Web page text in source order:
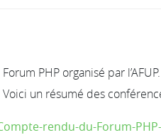
PHP organisé par
un résumé des
rendu-du-Forum-